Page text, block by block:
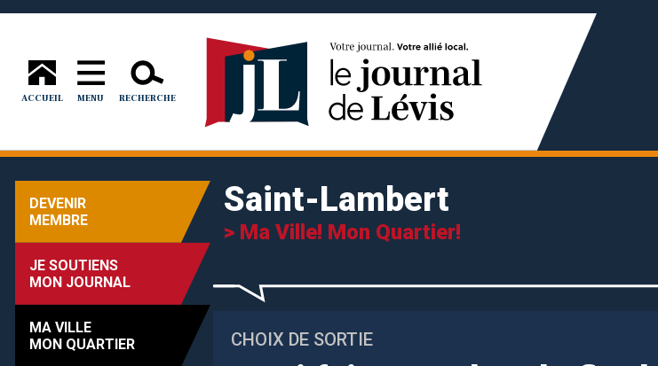
ACCUEIL MENU RECHERCHE
DEVENIR
MEMBRE
JE SOUTIENS
MON JOURNAL
MA VILLE
MON QUARTIER
Saint-Lambert
> Ma Ville! Mon Quartier!
CHOIX DE SORTIE